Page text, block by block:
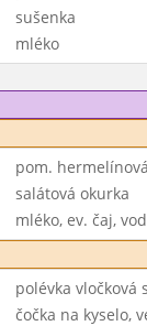
sušenka
mléko
pom.
salátová okurka
mléko, ev. čaj,
polévka vločková
čočka na kyselo,